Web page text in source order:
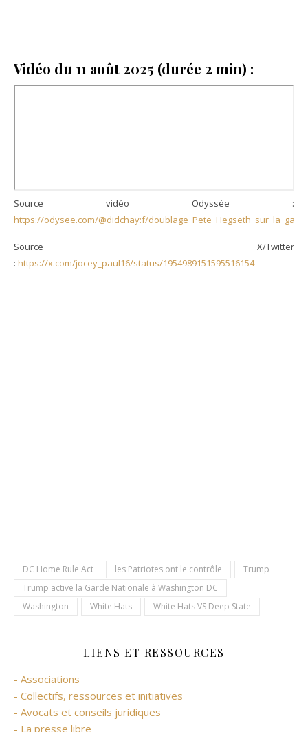
Vidéo du 11 août 2025 (durée 2 min) :
Source vidéo Odyssée :
https://odysee.com/@didchay:f/
Source X/Twitter
: https://x.com/jocey_paul16/status/1954989151595516154
DC Home Rule Act les Patriotes ont le contrôle
Trump
Trump active la Garde Nationale à Washington DC
Washington
White Hats White Hats VS Deep State
LIENS ET RESSOURCES
- Associations
- Collectifs, ressources et initiatives
- Avocats et conseils juridiques
- La presse libre